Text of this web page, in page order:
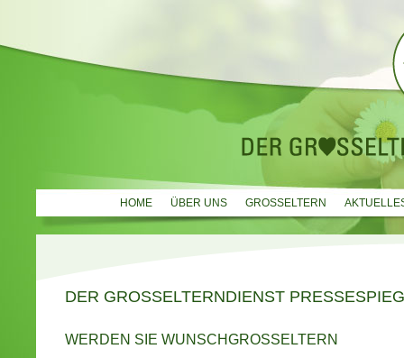
HOME ÜBER UNS GROSSELTERN
DER GROSSELTERNDIENST
WERDEN SIE WUNSCHGROSSELTERN